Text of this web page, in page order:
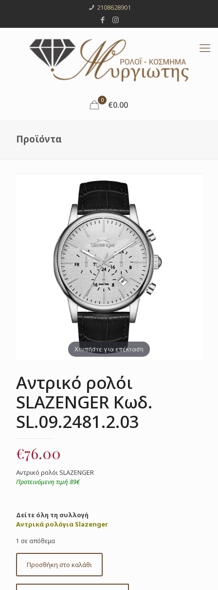
2108628901
0 €0.00
Προϊόντα
Χτυπήστε για επέκταση
Αντρικό ρολόι
SLAZENGER Κωδ.
SL.09.2481.2.03
€76.00
Αντρικό ρολόι SLAZENGER
Προτεινόμενη τιμή 89€
Δείτε όλη τη συλλογή
Αντρικά ρολόγια Slazenger
1 σε απόθεμα
Προσθήκη στο καλάθι